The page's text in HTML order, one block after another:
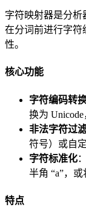
字符映射器是分
在分词前进行字符
性。
核心功能
字符编码转
换为 Unicode
非法字符过
符号）或自
字符标准化
半角 “a”，或
特点